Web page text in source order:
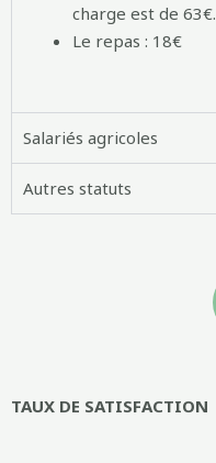
charge est de 63€.
Le repas : 18€
Salariés agricoles
Autres statuts
TAUX DE SATISFACTION